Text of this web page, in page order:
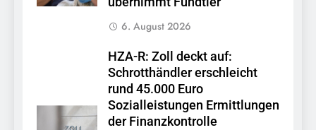
6. August 2026
HZA-R: Zoll deckt auf:
Schrotthändler erschleicht
rund 45.000 Euro
Sozialleistungen Ermittlungen
der Finanzkontrolle